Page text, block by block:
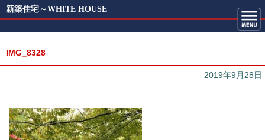
新築住宅～WHITE HOUSE
IMG_8328
2019年9月28日